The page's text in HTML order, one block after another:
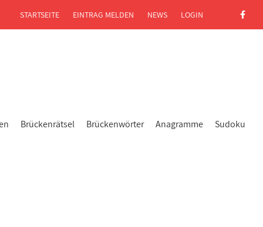
Brückenrätsel Brückenwörter Anagramme Sudoku
STARTSEITE EINTRAG MELDEN NEWS LOGIN